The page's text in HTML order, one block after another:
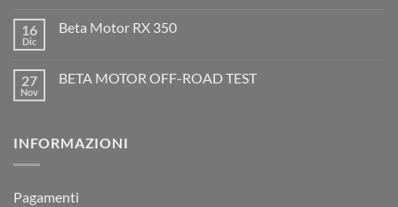
2026:
è
arrivata
su
Motocross
è
16
Dic
Beta Motor RX 350
Beta
27
Nov
BETA MOTOR OFF-ROAD TEST
MOTOR
INFORMAZIONI
Pagamenti